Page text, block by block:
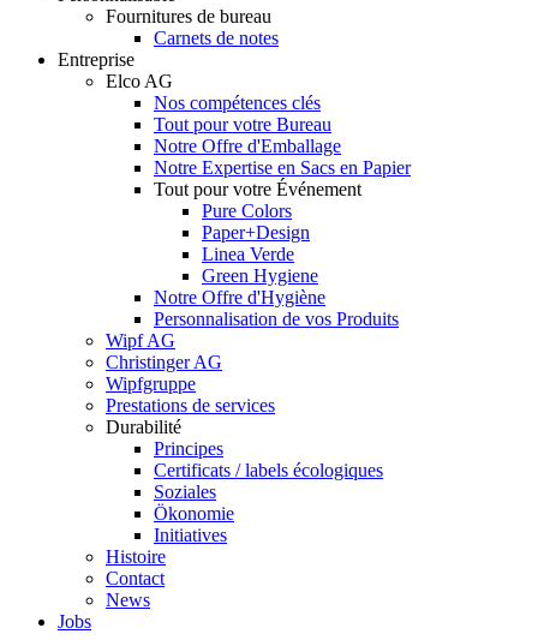
Fournitures de bureau
Carnets de notes
Entreprise
Elco AG
Nos compétences clés
Tout pour votre Bureau
Notre Offre d'Emballage
Notre Expertise en Sacs en Papier
Tout pour votre Événement
Pure Colors
Paper+Design
Linea Verde
Green Hygiene
Notre Offre d'Hygiène
Personnalisation de vos Produits
Wipf AG
Christinger AG
Wipfgruppe
Prestations de services
Durabilité
Principes
Certificats / labels écologiques
Soziales
Ökonomie
Initiatives
Histoire
Contact
News
Jobs